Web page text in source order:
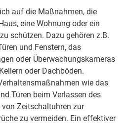
auf die Maßnahmen, die
eine Wohnung oder ein
schützen. Dazu gehören z.B.
und Fenstern, das
oder Überwachungskameras
oder Dachböden.
wie das
Türen beim Verlassen des
Zeitschaltuhren zur
zu vermeiden. Ein effektiver